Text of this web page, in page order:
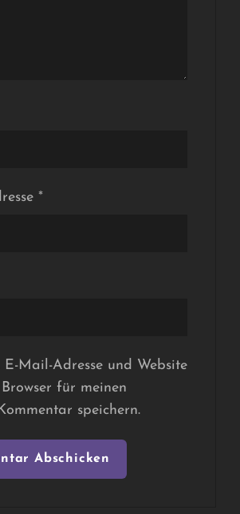
*
E-Mail-Adresse und Website
für meinen
speichern.